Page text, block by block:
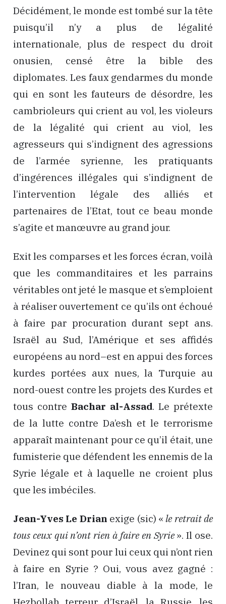
Décidément, le monde est tombé sur la tête
puisqu’il n’y a plus de légalité
internationale, plus de respect du droit
onusien, censé être la bible des
diplomates. Les faux gendarmes du monde
qui en sont les fauteurs de désordre, les
cambrioleurs qui crient au vol, les violeurs
de la légalité qui crient au viol, les
agresseurs qui s’indignent des agressions
de l’armée syrienne, les pratiquants
d’ingérences illégales qui s’indignent de
l’intervention légale des alliés et
partenaires de l’Etat, tout ce beau monde
s’agite et manœuvre au grand jour.
Exit les comparses et les forces écran, voilà
que les commanditaires et les parrains
véritables ont jeté le masque et s’emploient
à réaliser ouvertement ce qu’ils ont échoué
à faire par procuration durant sept ans.
Israël au Sud, l’Amérique et ses affidés
européens au nord–est en appui des forces
kurdes portées aux nues, la Turquie au
nord-ouest contre les projets des Kurdes et
tous contre Bachar al-Assad. Le prétexte
de la lutte contre Da’esh et le terrorisme
apparaît maintenant pour ce qu’il était, une
fumisterie que défendent les ennemis de la
Syrie légale et à laquelle ne croient plus
que les imbéciles.
Jean-Yves Le Drian exige (sic) «le retrait de
tous ceux qui n’ont rien à faire en Syrie». Il ose.
Devinez qui sont pour lui ceux qui n’ont rien
à faire en Syrie ? Oui, vous avez gagné :
l’Iran, le nouveau diable à la mode, le